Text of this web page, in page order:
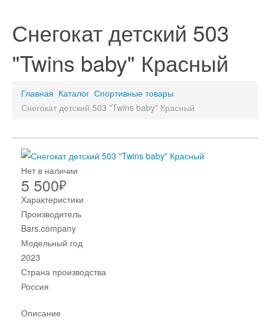
Снегокат детский 503
"Twins baby" Красный
Главная Каталог Спортивные товары
Снегокат детский 503 "Twins baby" Красный
Нет в наличии
5 500₽
Характеристики
Производитель
Bars.company
Модельный год
2023
Страна производства
Россия
Описание